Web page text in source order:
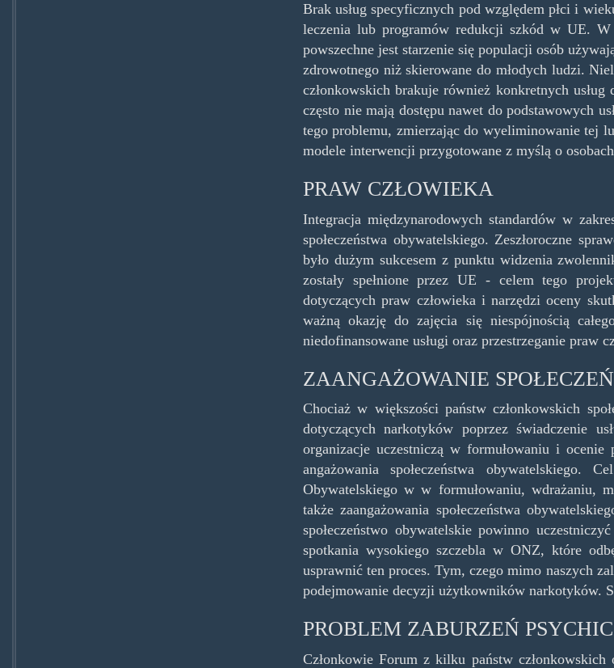
Brak usług specyficznych pod względem płci i
leczenia lub programów redukcji szkód w UE.
powszechne jest starzenie się populacji osób
zdrowotnego niż skierowane do młodych ludzi.
członkowskich brakuje również konkretnych
często nie mają dostępu nawet do podstawowych
tego problemu, zmierzając do wyeliminowanie tej
modele interwencji przygotowane z myślą o
PRAW CZŁOWIEKA
Integracja międzynarodowych standardów w
społeczeństwa obywatelskiego. Zeszłoroczne
było dużym sukcesem z punktu widzenia
zostały spełnione przez UE - celem tego
dotyczących praw człowieka i narzędzi oceny
ważną okazję do zajęcia się niespójnością
niedofinansowane usługi oraz przestrzeganie praw
ZAANGAŻOWANIE
Chociaż w większości państw członkowskich
dotyczących narkotyków poprzez świadczenie
organizacje uczestniczą w formułowaniu i
angażowania społeczeństwa
Obywatelskiego w w formułowaniu, wdrażaniu,
także zaangażowania społeczeństwa
społeczeństwo obywatelskie powinno
spotkania wysokiego szczebla w ONZ, które
usprawnić ten proces. Tym, czego mimo naszych
podejmowanie decyzji użytkowników narkotyków.
PROBLEM ZABURZEŃ
Członkowie Forum z kilku państw